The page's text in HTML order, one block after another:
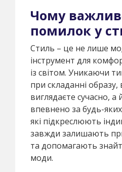
Чому
помилок у
Стиль – це не лише
інструмент для
із світом. Уникаючи
при складанні
виглядаєте сучасно, а
впевнено за будь-
які підкреслюють
завжди залишають
та допомагають
моди.